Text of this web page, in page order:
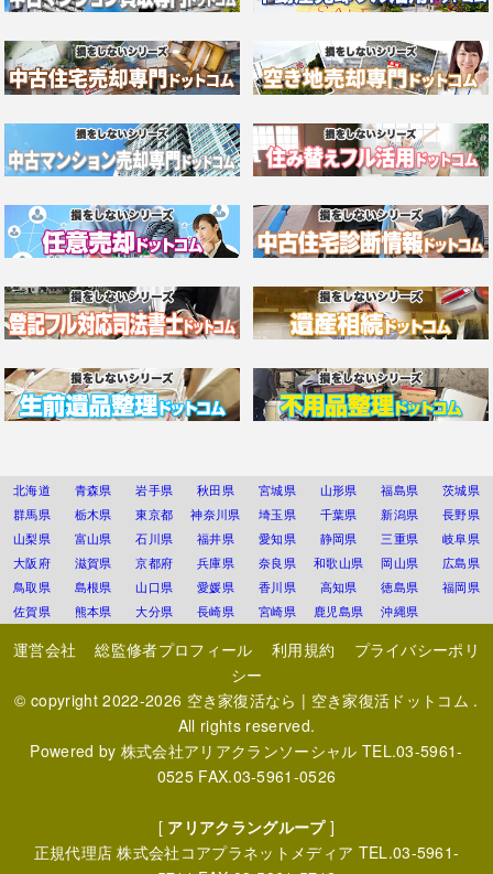
北海道 青森県 岩手県 秋田県 宮城県 山形県 福島県
茨城県
群馬県
栃木県 東京都 神奈川県 埼玉県 千葉県 新潟県
長野県
山梨県
富山県 石川県 福井県 愛知県 静岡県 三重県
岐阜県
大阪府
滋賀県 京都府 兵庫県 奈良県 和歌山県 岡山県
広島県
鳥取県
島根県 山口県 愛媛県 香川県 高知県 徳島県
福岡県
佐賀県
熊本県 大分県 長崎県 宮崎県 鹿児島県 沖縄県
運営会社 総監修者プロフィール 利用規約
プライバシーポリ
シー
© copyright 2022-2026 空き家復活なら | 空き家復活ドットコム .
All rights reserved.
Powered by 株式会社アリアクランソーシャル TEL.03-5961-
0525 FAX.03-5961-0526
[ アリアクラングループ]
正規代理店株式会社コアプラネットメディア TEL.03-5961-